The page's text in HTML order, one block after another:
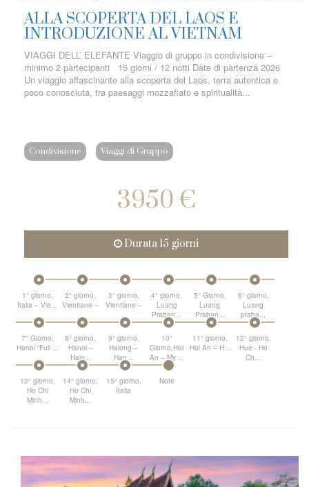
ALLA SCOPERTA DEL LAOS E
INTRODUZIONE AL VIETNAM
VIAGGI DELL’ ELEFANTE Viaggio di gruppo in condivisione –
minimo 2 partecipanti 15 giorni / 12 notti Date di partenza 2026
Un viaggio affascinante alla scoperta del Laos, terra autentica e
poco conosciuta, tra paesaggi mozzafiato e spiritualità...
Condivisione Viaggi di Gruppo
3950 €
Durata 15 giorni
1° giorno,
Italia – Vie...
2° giorno,
Vientiane –
...
3° giorno,
Vientiane –
...
4° giorno,
Luang
Praban...
5° Giorno,
Luang
Praban...
6° giorno,
Luang
praba...
7° Giorno,
Hanoi “Full ...
8° giorno,
Hanoi –
Halo...
9° giorno,
Halong –
Han...
10°
Giorno,Hoi
An – My ...
11° giorno,
Hoi An – H...
12° giorno,
Hue - Ho
Ch...
13° giorno,
Ho Chi
Minh...
14° giorno,
Ho Chi
Minh...
15° giorno,
Italia
Note